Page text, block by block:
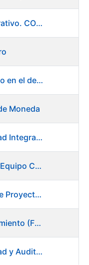
INF 03/22 - Oficial 1ª Administrativo. CONSOLIDACIÓN EMPLEO TEMPORAL LARGA DURACIÓN
OE 03/21 - Revisor de finalizado en el departamento Fábrica de Papel - Burgos
Moneda
OE 13/21 - Técnico de Seguridad Integral (Centro de Trabajo de Burgos)
OE 04/21 - Maquinista Jefe de Equipo Corte y Enfajado
OE 15/22 - Ingeniero Auxiliar de Proyectos - DIT
OE 09/21 - Auxiliar de Mantenimiento (Fábrica de Papel)
OE 13/19 - Técnico de Seguridad y Auditoría Informática. Dirección de Sistemas de Información